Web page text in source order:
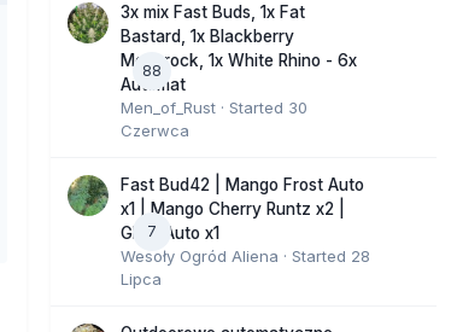
88
3x mix Fast Buds, 1x Fat
Bastard, 1x Blackberry
Moonrock, 1x White Rhino - 6x
Automat
Men_of_Rust · Started 30
Czerwca
7
Fast Bud42 | Mango Frost Auto
x1 | Mango Cherry Runtz x2 |
GMO Auto x1
Wesoły Ogród Aliena · Started 28
Lipca